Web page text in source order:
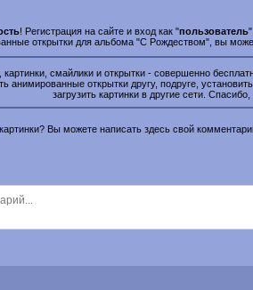
! Регистрация на сайте и вход как "пользователь
открытки для альбома "С Рождеством", вы
смайлики и открытки - совершенно
анимированные открытки другу, подруге,
загрузить картинки в другие сети.
Вы можете написать здесь свой